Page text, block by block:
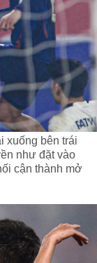
xuống bên trái
như đặt vào
cận thành mở